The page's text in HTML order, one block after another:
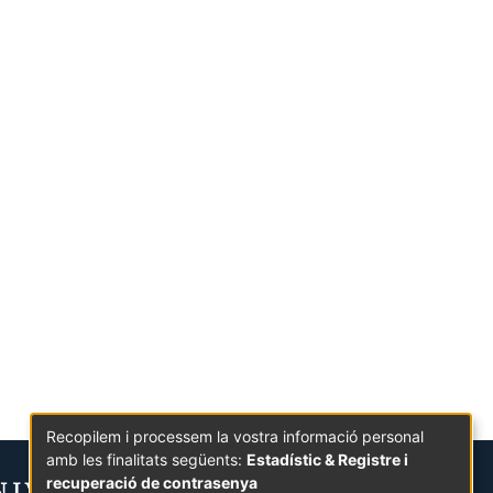
Recopilem i processem la vostra informació personal
amb les finalitats següents: Estadístic & Registre i
recuperació de contrasenya